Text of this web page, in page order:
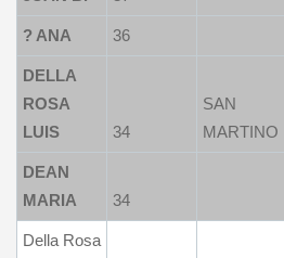
? ANA 36
DELLA
ROSA
LUIS
34
SAN
MARTINO
DEAN
MARIA
34
Della Rosa